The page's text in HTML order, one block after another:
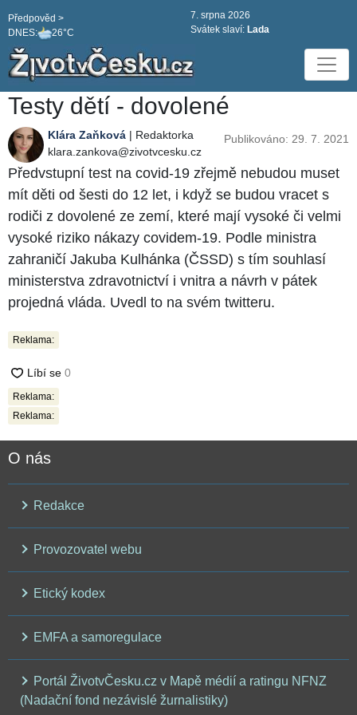
DNES: 26°C
Předpověd >
7. srpna 2026
Svátek slaví: Lada
Testy dětí - dovolené
Klára Zaňková | Redaktorka
klara.zankova@zivotvcesku.cz
Publikováno: 29. 7. 2021
Předvstupní test na covid-19 zřejmě nebudou muset
mít děti od šesti do 12 let, i když se budou vracet s
rodiči z dovolené ze zemí, které mají vysoké či velmi
vysoké riziko nákazy covidem-19. Podle ministra
zahraničí Jakuba Kulhánka (ČSSD) s tím souhlasí
ministerstva zdravotnictví i vnitra a návrh v pátek
projedná vláda. Uvedl to na svém twitteru.
Reklama:
Reklama:
Reklama:
O nás
Redakce
Provozovatel webu
Etický kodex
EMFA a samoregulace
Portál ŽivotvČesku.cz v Mapě médií a ratingu NFNZ
(Nadační fond nezávislé žurnalistiky)